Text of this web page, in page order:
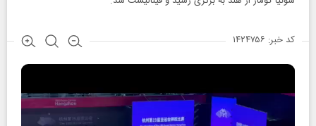
کد خبر: ۱۴۲۴۷۵۶